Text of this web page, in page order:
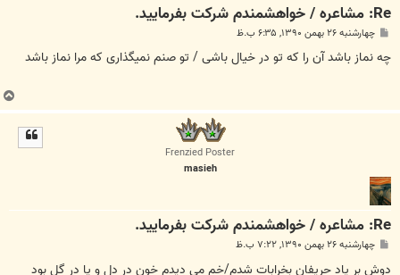
Re: مشاعره / خواهشمندم شرکت بفرماييد.
پ
ت
چهارشنبه ۲۶ بهمن ۱۳۹۰, ۶:۳۵ ب.ظ
چه نماز باشد آن را که تو در خیال باشی / تو صنم نمیگذاری که مرا نماز باشد
ب
ا
Frenzied Poster
masieh
Re: مشاعره / خواهشمندم شرکت بفرماييد.
پ
ت
چهارشنبه ۲۶ بهمن ۱۳۹۰, ۷:۲۲ ب.ظ
دوش بر یاد حریفان بخرابات شدم/خم می دیدم خون در دل و پا در گل بود